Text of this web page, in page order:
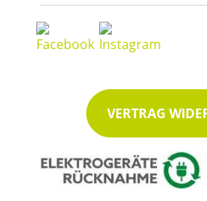
VERTRAG